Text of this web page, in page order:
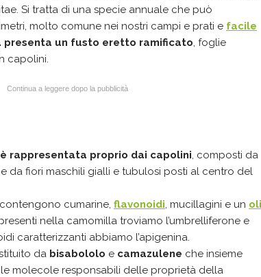
Si tratta di una specie annuale che può
molto comune nei nostri campi e prati e facile
presenta un fusto eretto ramificato, foglie
capolini.
Continua a leggere dopo la pubblicità
rappresentata proprio dai capolini, composti da
da fiori maschili gialli e tubulosi posti al centro del
contengono cumarine, flavonoidi, mucillagini e un
nella camomilla troviamo l’umbrelliferone e
caratterizzanti abbiamo l’apigenina.
da bisabololo e camazulene che insieme
molecole responsabili delle proprietà della